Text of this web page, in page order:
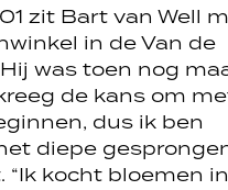
zit Bart van Well
in de Van de
was toen nog
de kans om
dus ik ben
diepe
“Ik kocht bloemen in